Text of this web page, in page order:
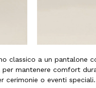
classico a un pantalone
mantenere comfort
o eventi